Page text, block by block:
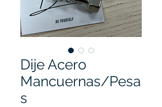
Dije Acero
Mancuernas/Pesa
s